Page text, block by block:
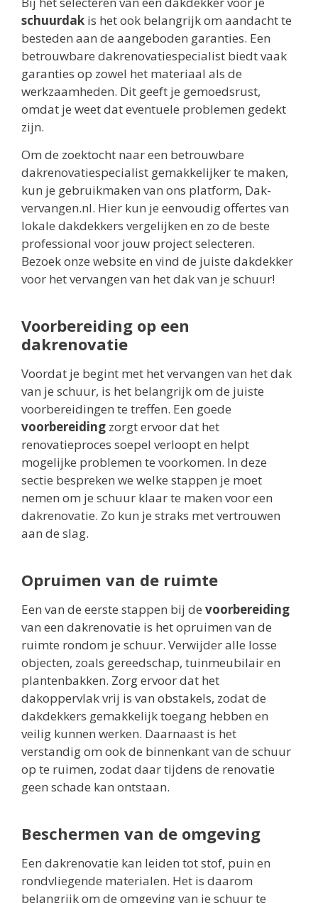
schuurdak is het ook belangrijk om aandacht te
besteden aan de aangeboden garanties. Een
betrouwbare dakrenovatiespecialist biedt vaak
garanties op zowel het materiaal als de
werkzaamheden. Dit geeft je gemoedsrust,
omdat je weet dat eventuele problemen gedekt
zijn.
Om de zoektocht naar een betrouwbare
dakrenovatiespecialist gemakkelijker te maken,
kun je gebruikmaken van ons platform, Dak-
vervangen.nl. Hier kun je eenvoudig offertes van
lokale dakdekkers vergelijken en zo de beste
professional voor jouw project selecteren.
Bezoek onze website en vind de juiste dakdekker
voor het vervangen van het dak van je schuur!
Voorbereiding op een
dakrenovatie
Voordat je begint met het vervangen van het dak
van je schuur, is het belangrijk om de juiste
voorbereidingen te treffen. Een goede
voorbereiding zorgt ervoor dat het
renovatieproces soepel verloopt en helpt
mogelijke problemen te voorkomen. In deze
sectie bespreken we welke stappen je moet
nemen om je schuur klaar te maken voor een
dakrenovatie. Zo kun je straks met vertrouwen
aan de slag.
Opruimen van de ruimte
Een van de eerste stappen bij de voorbereiding
van een dakrenovatie is het opruimen van de
ruimte rondom je schuur. Verwijder alle losse
objecten, zoals gereedschap, tuinmeubilair en
plantenbakken. Zorg ervoor dat het
dakoppervlak vrij is van obstakels, zodat de
dakdekkers gemakkelijk toegang hebben en
veilig kunnen werken. Daarnaast is het
verstandig om ook de binnenkant van de schuur
op te ruimen, zodat daar tijdens de renovatie
geen schade kan ontstaan.
Beschermen van de omgeving
Een dakrenovatie kan leiden tot stof, puin en
rondvliegende materialen. Het is daarom
belangrijk om de omgeving van je schuur te